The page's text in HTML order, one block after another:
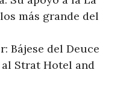
más grande del
Bájese del Deuce
Strat Hotel and